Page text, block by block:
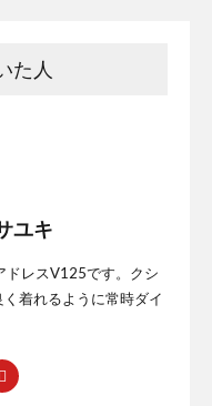
た人
ユキ
ドレスV125です。クシ
着れるように常時ダイ